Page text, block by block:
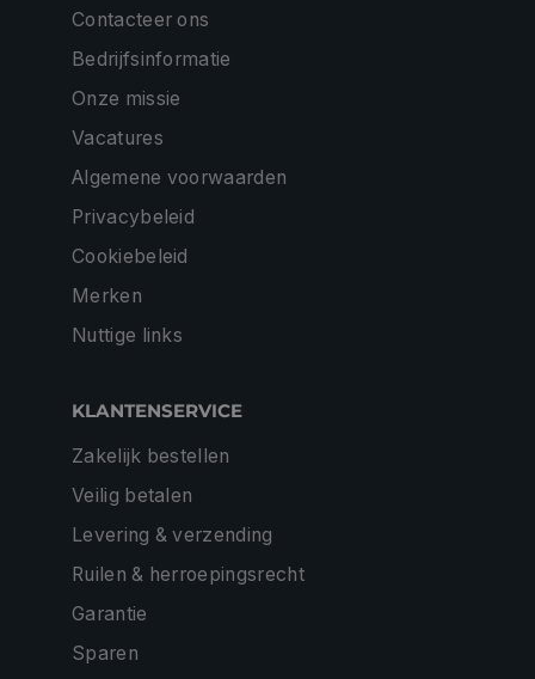
Contacteer ons
Bedrijfsinformatie
Onze missie
Vacatures
Algemene voorwaarden
Privacybeleid
Cookiebeleid
Merken
Nuttige links
KLANTENSERVICE
Zakelijk bestellen
Veilig betalen
Levering & verzending
Ruilen & herroepingsrecht
Garantie
Sparen